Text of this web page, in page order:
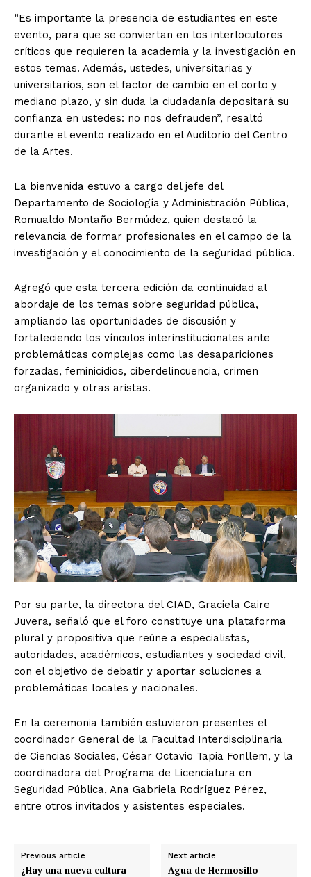
“Es importante la presencia de estudiantes en este
evento, para que se conviertan en los interlocutores
críticos que requieren la academia y la investigación en
estos temas. Además, ustedes, universitarias y
universitarios, son el factor de cambio en el corto y
mediano plazo, y sin duda la ciudadanía depositará su
confianza en ustedes: no nos defrauden”, resaltó
durante el evento realizado en el Auditorio del Centro
de la Artes.
La bienvenida estuvo a cargo del jefe del
Departamento de Sociología y Administración Pública,
Romualdo Montaño Bermúdez, quien destacó la
relevancia de formar profesionales en el campo de la
investigación y el conocimiento de la seguridad pública.
Agregó que esta tercera edición da continuidad al
abordaje de los temas sobre seguridad pública,
ampliando las oportunidades de discusión y
fortaleciendo los vínculos interinstitucionales ante
problemáticas complejas como las desapariciones
forzadas, feminicidios, ciberdelincuencia, crimen
organizado y otras aristas.
Por su parte, la directora del CIAD, Graciela Caire
Juvera, señaló que el foro constituye una plataforma
plural y propositiva que reúne a especialistas,
autoridades, académicos, estudiantes y sociedad civil,
con el objetivo de debatir y aportar soluciones a
problemáticas locales y nacionales.
En la ceremonia también estuvieron presentes el
coordinador General de la Facultad Interdisciplinaria
de Ciencias Sociales, César Octavio Tapia Fonllem, y la
coordinadora del Programa de Licenciatura en
Seguridad Pública, Ana Gabriela Rodríguez Pérez,
entre otros invitados y asistentes especiales.
Previous article
¿Hay una nueva cultura
Next article
Agua de Hermosillo